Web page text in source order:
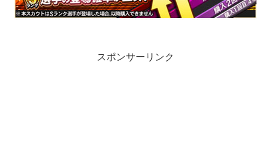
スポンサーリンク